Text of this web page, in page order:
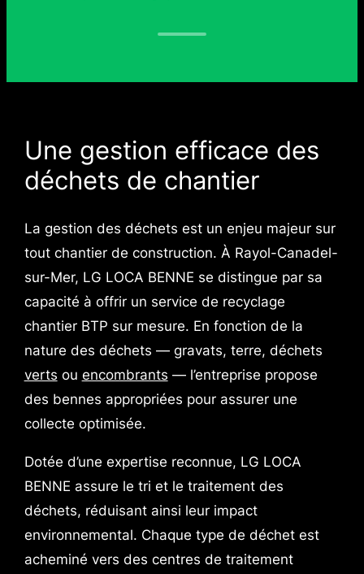
Une gestion efficace des
déchets de chantier
La gestion des déchets est un enjeu majeur sur
tout chantier de construction. À Rayol-Canadel-
sur-Mer, LG LOCA BENNE se distingue par sa
capacité à offrir un service de recyclage
chantier BTP sur mesure. En fonction de la
nature des déchets — gravats, terre, déchets
verts ou encombrants — l’entreprise propose
des bennes appropriées pour assurer une
collecte optimisée.
Dotée d’une expertise reconnue, LG LOCA
BENNE assure le tri et le traitement des
déchets, réduisant ainsi leur impact
environnemental. Chaque type de déchet est
acheminé vers des centres de traitement